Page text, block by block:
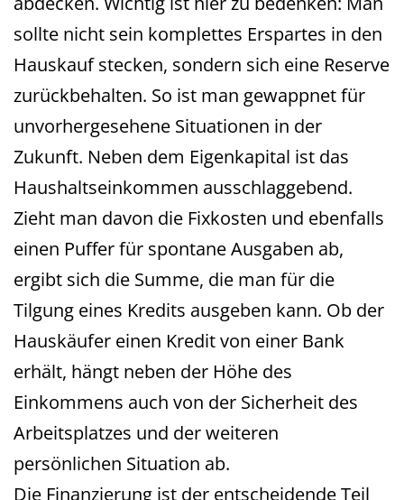
sollte nicht sein komplettes Erspartes in den
Hauskauf stecken, sondern sich eine Reserve
zurückbehalten. So ist man gewappnet für
unvorhergesehene Situationen in der
Zukunft. Neben dem Eigenkapital ist das
Haushaltseinkommen ausschlaggebend.
Zieht man davon die Fixkosten und ebenfalls
einen Puffer für spontane Ausgaben ab,
ergibt sich die Summe, die man für die
Tilgung eines Kredits ausgeben kann. Ob der
Hauskäufer einen Kredit von einer Bank
erhält, hängt neben der Höhe des
Einkommens auch von der Sicherheit des
Arbeitsplatzes und der weiteren
persönlichen Situation ab.
Die Finanzierung ist der entscheidende Teil